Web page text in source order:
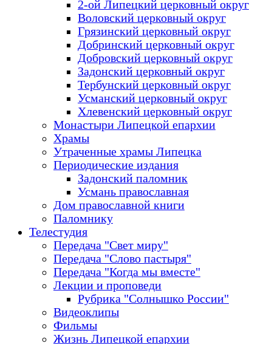
2-ой Липецкий церковный округ
Воловский церковный округ
Грязинский церковный округ
Добринский церковный округ
Добровский церковный округ
Задонский церковный округ
Тербунский церковный округ
Усманский церковный округ
Хлевенский церковный округ
Монастыри Липецкой епархии
Храмы
Утраченные храмы Липецка
Периодические издания
Задонский паломник
Усмань православная
Дом православной книги
Паломнику
Телестудия
Передача "Свет миру"
Передача "Слово пастыря"
Передача "Когда мы вместе"
Лекции и проповеди
Рубрика "Солнышко России"
Видеоклипы
Фильмы
Жизнь Липецкой епархии